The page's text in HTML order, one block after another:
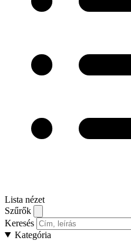
Lista nézet
Szűrők
Keresés
Kategória